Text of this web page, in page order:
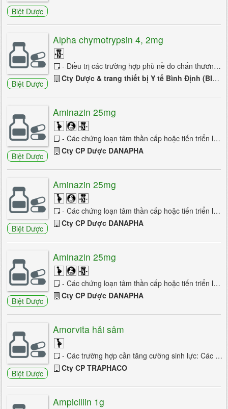
Biệt Dược
Biệt Dược
Alpha chymotrypsin 4, 2mg
- Điều trị các trường hợp phù nề do chấn thương, làm giảm & mất các bọc máu ở da. - Điều trị các trường hợp bong gân. - Điều trị các...
Cty Dược & trang thiết bị Y tế Bình Định (BIDIPHAR)
Biệt Dược
Aminazin 25mg
- Các chứng loạn tâm thần cấp hoặc tiến triển lâu dài, tâm thần phân liệt. - Các chứng nôn và buồn nôn sau phẫu thuật do dùng thuốc chống ...
Cty CP Dược DANAPHA
Biệt Dược
Aminazin 25mg
- Các chứng loạn tâm thần cấp hoặc tiến triển lâu dài, tâm thần phân liệt. - Các chứng nôn và buồn nôn sau phẫu thuật do dùng thuốc chống ...
Cty CP Dược DANAPHA
Biệt Dược
Aminazin 25mg
- Các chứng loạn tâm thần cấp hoặc tiến triển lâu dài, tâm thần phân liệt. - Các chứng nôn và buồn nôn sau phẫu thuật do dùng thuốc chống ...
Cty CP Dược DANAPHA
Biệt Dược
Amorvita hải sâm
- Các trường hợp cần tăng cường sinh lực: Các vận động viên thể thao, người hoạt động ở cường độ cao, người làm việc trí óc căng ...
Cty CP TRAPHACO
Ampicillin 1g